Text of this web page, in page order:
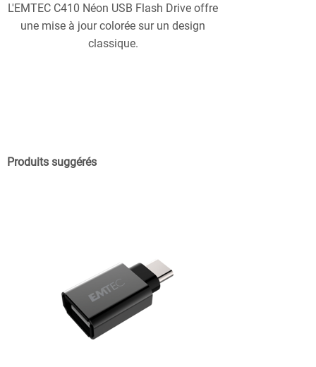
L'EMTEC C410 Néon USB Flash Drive offre
une mise à jour colorée sur un design
classique.
Produits suggérés